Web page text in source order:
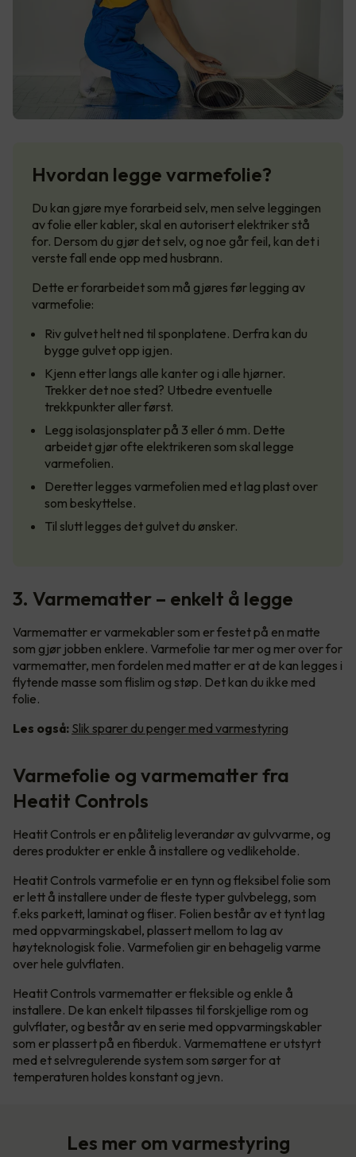
Hvordan legge varmefolie?
Du kan gjøre mye forarbeid selv, men selve leggingen
av folie eller kabler, skal en autorisert elektriker stå
for. Dersom du gjør det selv, og noe går feil, kan det i
verste fall ende opp med husbrann.
Dette er forarbeidet som må gjøres før legging av
varmefolie:
Riv gulvet helt ned til sponplatene. Derfra kan du
bygge gulvet opp igjen.
Kjenn etter langs alle kanter og i alle hjørner.
Trekker det noe sted? Utbedre eventuelle
trekkpunkter aller først.
Legg isolasjonsplater på 3 eller 6 mm. Dette
arbeidet gjør ofte elektrikeren som skal legge
varmefolien.
Deretter legges varmefolien med et lag plast over
som beskyttelse.
Til slutt legges det gulvet du ønsker.
3. Varmematter – enkelt å legge
Varmematter er varmekabler som er festet på en matte
som gjør jobben enklere. Varmefolie tar mer og mer over for
varmematter, men fordelen med matter er at de kan legges i
flytende masse som flislim og støp. Det kan du ikke med
folie.
Les også: Slik sparer du penger med varmestyring
Varmefolie og varmematter fra
Heatit Controls
Heatit Controls er en pålitelig leverandør av gulvvarme, og
deres produkter er enkle å installere og vedlikeholde.
Heatit Controls varmefolie er en tynn og fleksibel folie som
er lett å installere under de fleste typer gulvbelegg, som
f.eks parkett, laminat og fliser. Folien består av et tynt lag
med oppvarmingskabel, plassert mellom to lag av
høyteknologisk folie. Varmefolien gir en behagelig varme
over hele gulvflaten.
Heatit Controls varmematter er fleksible og enkle å
installere. De kan enkelt tilpasses til forskjellige rom og
gulvflater, og består av en serie med oppvarmingskabler
som er plassert på en fiberduk. Varmemattene er utstyrt
med et selvregulerende system som sørger for at
temperaturen holdes konstant og jevn.
Les mer om varmestyring